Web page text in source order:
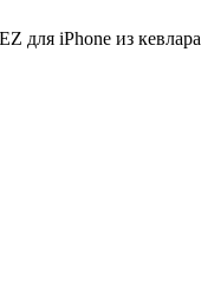
для iPhone из кевлара